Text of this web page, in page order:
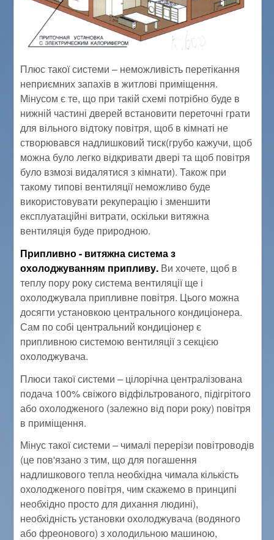
Плюс такої системи – неможливість перетікання
неприємних запахів в житлові приміщення.
Мінусом є те, що при такій схемі потрібно буде в
нижній частині дверей встановити переточні грати
для вільного відтоку повітря, щоб в кімнаті не
створювався надлишковий тиск(грубо кажучи, щоб
можна було легко відкривати двері та щоб повітря
було взмозі видалятися з кімнати). Також при
такому типові вентиляції неможливо буде
використовувати рекуперацію і зменшити
експлуатаційні витрати, оскільки витяжна
вентиляція буде природною.
Припливно - витяжна система з
охолоджуванням припливу. Ви хочете, щоб в
теплу пору року система вентиляції ще і
охолоджувала припливне повітря. Цього можна
досягти установкою центрального кондиціонера.
Сам по собі центральний кондиціонер є
припливною системою вентиляції з секцією
охолоджувача.
Плюси такої системи – цілорічна централізована
подача 100% свіжого відфільтрованого, підігрітого
або охолодженого (залежно від пори року) повітря
в приміщення.
Мінус такої системи – чималі перерізи повітроводів
(це пов'язано з тим, що для погашення
надлишкового тепла необхідна чимала кількість
охолодженого повітря, чим скажемо в принципі
необхідно просто для дихання людині),
необхідність установки охолоджувача (водяного
або фреонового) з холодильною машиною,